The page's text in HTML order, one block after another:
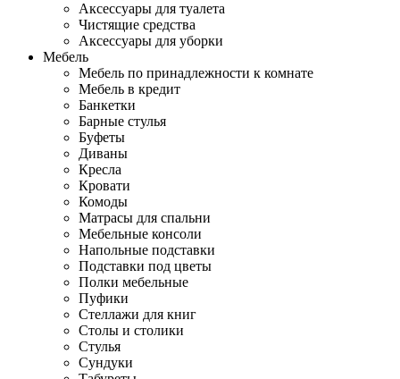
Аксессуары для туалета
Чистящие средства
Аксессуары для уборки
Мебель
Мебель по принадлежности к комнате
Мебель в кредит
Банкетки
Барные стулья
Буфеты
Диваны
Кресла
Кровати
Комоды
Матрасы для спальни
Мебельные консоли
Напольные подставки
Подставки под цветы
Полки мебельные
Пуфики
Стеллажи для книг
Столы и столики
Стулья
Сундуки